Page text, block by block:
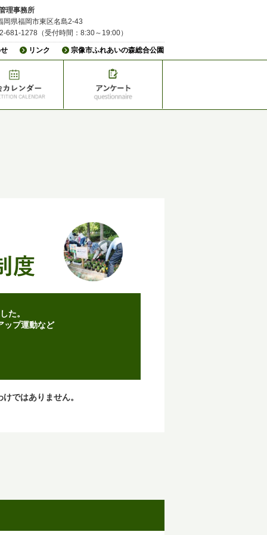
理事務所
岡県福岡市東区名島2-43
681-1278（受付時間：8:30～19:00）
リンク 宗像市ふれあいの森総合公園
た。
ップ運動など
ではありません。